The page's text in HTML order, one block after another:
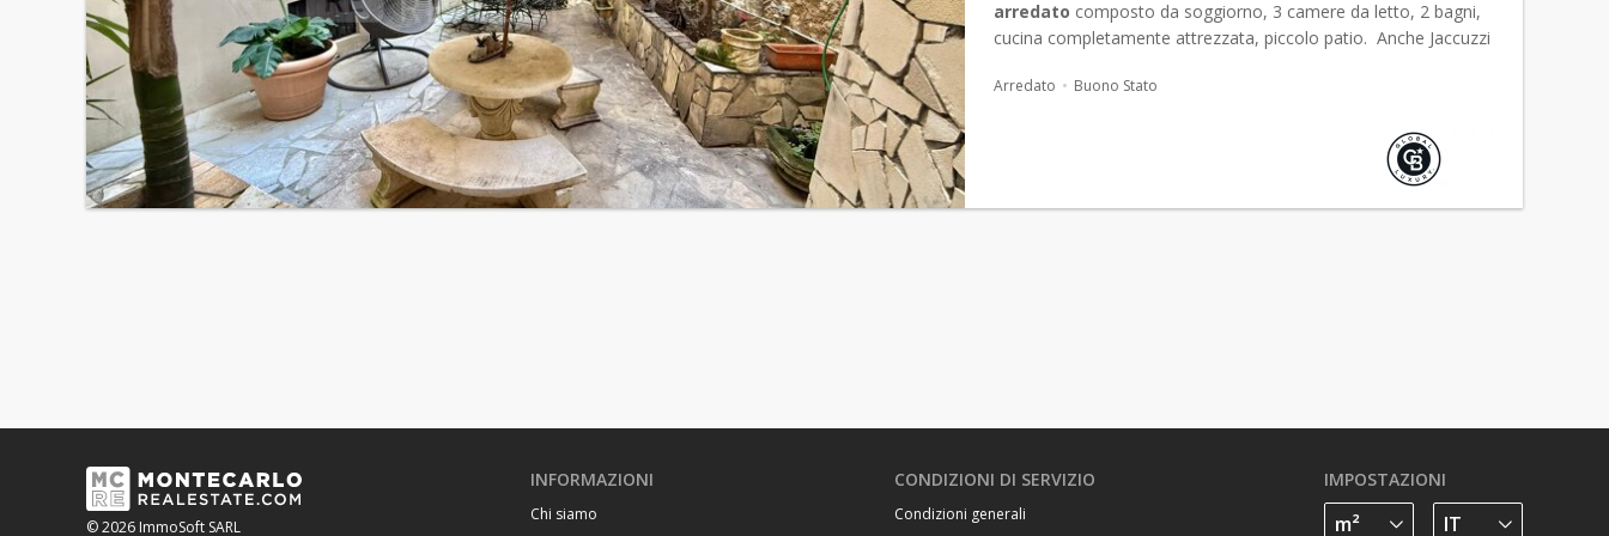
arredato composto da soggiorno, 3 camere da letto, 2 bagni,
cucina completamente attrezzata, piccolo patio. Anche Jaccuzzi
Arredato Buono Stato
© 2026 ImmoSoft SARL
INFORMAZIONI
Chi siamo
CONDIZIONI DI SERVIZIO
Condizioni generali
IMPOSTAZIONI